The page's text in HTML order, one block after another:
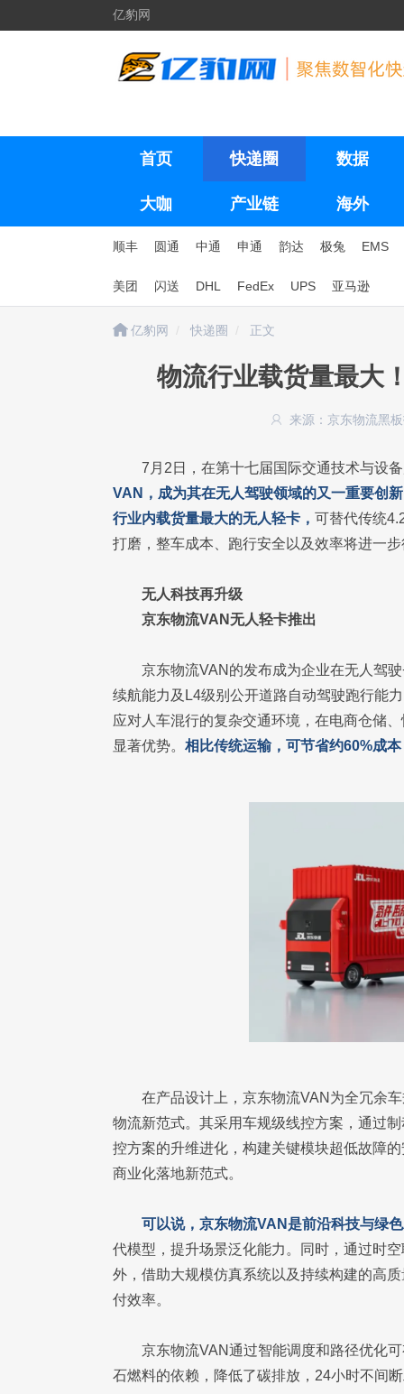
亿豹网
首页 快递圈 数据
大咖 产业链 海外
顺丰 圆通 中通 申通 韵达 极兔 EMS
美团 闪送 DHL FedEx UPS 亚马逊
亿豹网 快递圈 正文
物流行业载货量最大
来源：京东物流黑
7月2日，在第十七届国际交通技术与设
VAN，成为其在无人驾驶领域的又一重要创
行业内载货量最大的无人轻卡， 可替代传统
打磨，整车成本、跑行安全以及效率将进一
无人科技再升级
京东物流VAN无人轻卡推出
京东物流VAN的发布成为企业在无人驾
续航能力及L4级别公开道路自动驾驶跑行能
应对人车混行的复杂交通环境，在电商仓储
显著优势。 相比传统运输，可节省约60%成
在产品设计上，京东物流VAN为全冗余
物流新范式。其采用车规级线控方案，通过
控方案的升维进化，构建关键模块超低故障
商业化落地新范式。
可以说，京东物流VAN是前沿科技与绿
代模型，提升场景泛化能力。同时，通过时
外，借助大规模仿真系统以及持续构建的高
付效率。
京东物流VAN通过智能调度和路径优化
石燃料的依赖，降低了碳排放，24小时不间